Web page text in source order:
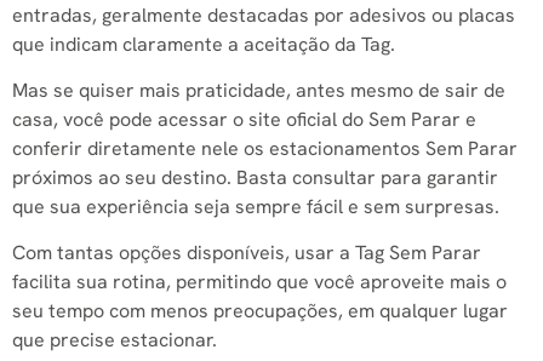
entradas, geralmente destacadas por adesivos ou placas
que indicam claramente a aceitação da Tag.
Mas se quiser mais praticidade, antes mesmo de sair de
casa, você pode acessar o site oficial do Sem Parar e
conferir diretamente nele os estacionamentos Sem Parar
próximos ao seu destino. Basta consultar para garantir
que sua experiência seja sempre fácil e sem surpresas.
Com tantas opções disponíveis, usar a Tag Sem Parar
facilita sua rotina, permitindo que você aproveite mais o
seu tempo com menos preocupações, em qualquer lugar
que precise estacionar.